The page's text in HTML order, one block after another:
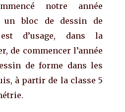
notre année
un bloc de dessin de
d’usage, dans la
de commencer l’année
de forme dans les
à partir de la classe 5